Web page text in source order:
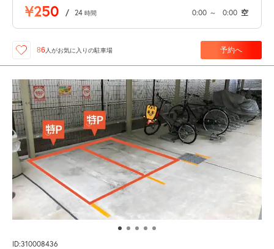
¥250 / 24 時間 0:00 ～ 0:00 空
86 人がお気に入りの駐車場 予約へ
ID:310008436